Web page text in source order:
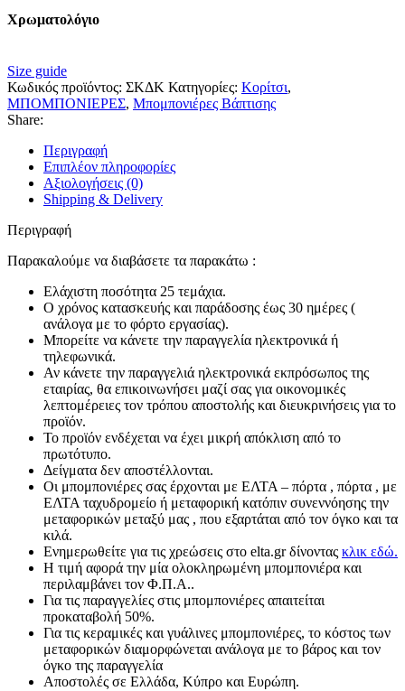
Χρωματολόγιο
Size guide
Κωδικός προϊόντος: ΣΚΔΚ Κατηγορίες: Κορίτσι,
ΜΠΟΜΠΟΝΙΕΡΕΣ, Μπομπονιέρες Βάπτισης
Share:
Περιγραφή
Επιπλέον πληροφορίες
Αξιολογήσεις (0)
Shipping & Delivery
Περιγραφή
Παρακαλούμε να διαβάσετε τα παρακάτω :
Ελάχιστη ποσότητα 25 τεμάχια.
Ο χρόνος κατασκευής και παράδοσης έως 30 ημέρες (
ανάλογα με το φόρτο εργασίας).
Μπορείτε να κάνετε την παραγγελία ηλεκτρονικά ή
τηλεφωνικά.
Αν κάνετε την παραγγελιά ηλεκτρονικά εκπρόσωπος της
εταιρίας, θα επικοινωνήσει μαζί σας για οικονομικές
λεπτομέρειες τον τρόπου αποστολής και διευκρινήσεις για το
προϊόν.
Το προϊόν ενδέχεται να έχει μικρή απόκλιση από το
πρωτότυπο.
Δείγματα δεν αποστέλλονται.
Οι μπομπονιέρες σας έρχονται με ΕΛΤΑ – πόρτα , πόρτα , με
ΕΛΤΑ ταχυδρομείο ή μεταφορική κατόπιν συνεννόησης την
μεταφορικών μεταξύ μας , που εξαρτάται από τον όγκο και τα
κιλά.
Ενημερωθείτε για τις χρεώσεις στο elta.gr δίνοντας κλικ εδώ.
Η τιμή αφορά την μία ολοκληρωμένη μπομπονιέρα και
περιλαμβάνει τον Φ.Π.Α..
Για τις παραγγελίες στις μπομπονιέρες απαιτείται
προκαταβολή 50%.
Για τις κεραμικές και γυάλινες μπομπονιέρες, το κόστος των
μεταφορικών διαμορφώνεται ανάλογα με το βάρος και τον
όγκο της παραγγελία
Αποστολές σε Ελλάδα, Κύπρο και Ευρώπη.